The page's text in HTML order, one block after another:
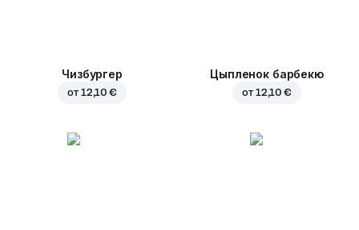
Чизбургер
от 12,10 €
Цыпленок барбекю
от 12,10 €